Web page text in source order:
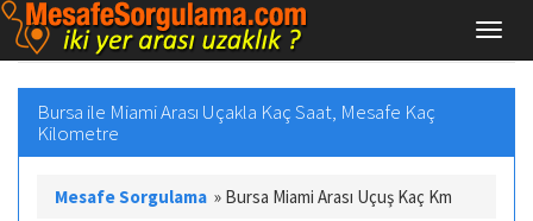
Bursa ile Miami Arası Uçakla Kaç Saat, Mesafe Kaç
Kilometre
Mesafe Sorgulama » Bursa Miami Arası Uçuş Kaç Km